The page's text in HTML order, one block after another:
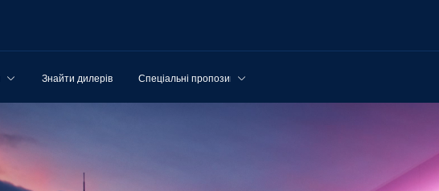
Знайти дилерів Спеціальні пропозиції